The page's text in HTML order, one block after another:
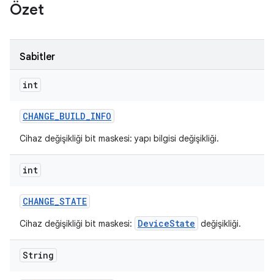
Özet
Sabitler
int
CHANGE_BUILD_INFO
Cihaz değişikliği bit maskesi: yapı bilgisi değişikliği.
int
CHANGE_STATE
Cihaz değişikliği bit maskesi: DeviceState değişikliği.
String